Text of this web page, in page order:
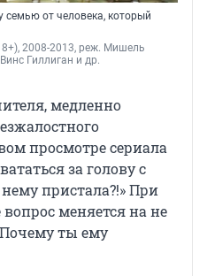
семью от человека, который
2008-2013, реж. Мишель
Винс Гиллиган и др.
медленно
просмотре сериала
за голову с
пристала?!» При
меняется на не
ты ему